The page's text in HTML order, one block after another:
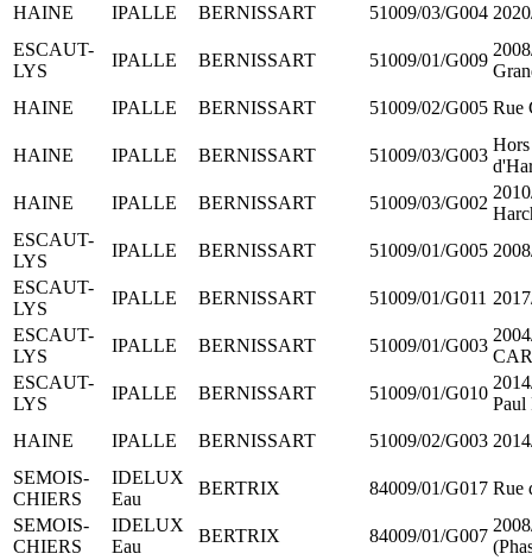
HAINE
IPALLE BERNISSART 51009/03/G004
ESCAUT-
LYS
IPALLE BERNISSART 51009/01/G009
HAINE
IPALLE BERNISSART 51009/02/G005 Rue
HAINE IPALLE BERNISSART 51009/03/G003
HAINE
IPALLE BERNISSART 51009/03/G002
ESCAUT-
LYS
IPALLE BERNISSART 51009/01/G005
ESCAUT-
LYS
IPALLE BERNISSART 51009/01/G011
ESCAUT-
LYS
IPALLE BERNISSART 51009/01/G003
ESCAUT-
LYS
IPALLE BERNISSART 51009/01/G010
Paul
HAINE
IPALLE BERNISSART 51009/02/G003
SEMOIS-
CHIERS
IDELUX
Eau
BERTRIX 84009/01/G017 Rue
SEMOIS-
CHIERS
IDELUX
Eau
BERTRIX 84009/01/G007